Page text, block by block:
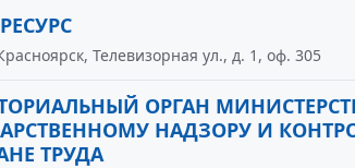
Телевизорная ул., д. 1, оф. 305
ОРГАН
НАДЗОРУ И
ТРУДА